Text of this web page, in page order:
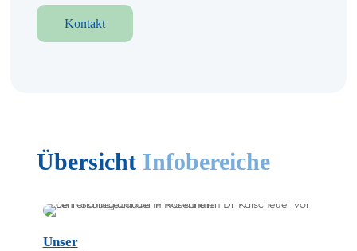
Kontakt
Übersicht Infobereiche
Unser